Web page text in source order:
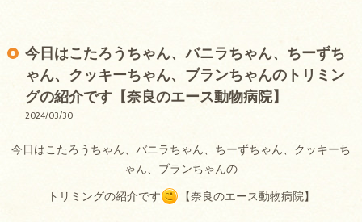
今日はこたろうちゃん、バニラちゃん、ちーずち
ゃん、クッキーちゃん、ブランちゃんのトリミン
グの紹介です【奈良のエース動物病院】
2024/03/30
今日はこたろうちゃん、バニラちゃん、ちーずちゃん、クッキーち
ゃん、ブランちゃんの
トリミングの紹介です
【奈良のエース動物病院】